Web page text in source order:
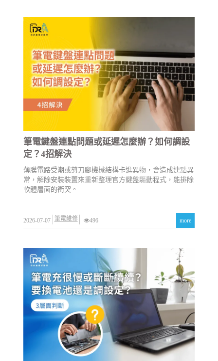
筆電鍵盤連點問題或延遲怎麼辦？如何調設
定？4招解決
薄膜電路受潮或剪刀腳機械結構卡進異物，會造成連點異
常，解除安裝裝置來重新整理官方鍵盤驅動程式，能排除
軟體層面的衝突。
2026-07-07 筆電維修 496 more